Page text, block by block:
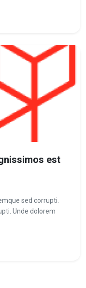
est
sed corrupti.
Unde dolorem